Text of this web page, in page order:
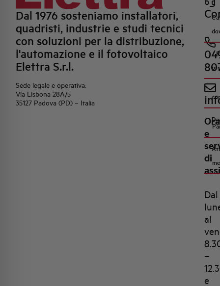
Dal 1976 sosteniamo installatori,
quadristi, industrie e studi tecnici
con soluzioni per la distribuzione,
l'automazione e il fotovoltaico
Elettra S.r.l.
Sede legale e operativa:
Via Lisbona 28A/5
35127 Padova (PD) – Italia
e
di
Dal
al
–
e